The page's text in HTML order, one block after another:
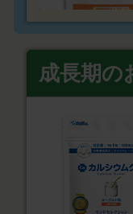
成長期の